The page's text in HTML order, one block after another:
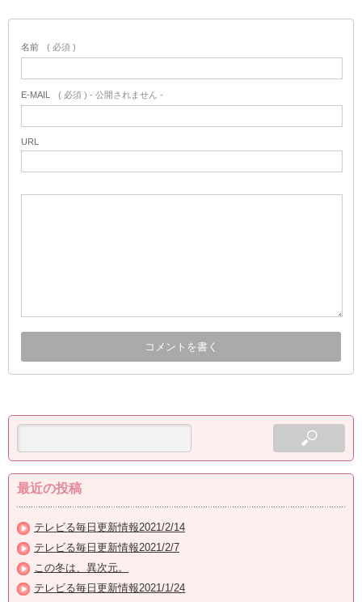
名前 ( 必須 )
E-MAIL ( 必須 ) - 公開されません -
URL
最近の投稿
テレビる毎日更新情報2021/2/14
テレビる毎日更新情報2021/2/7
この冬は、異次元。
テレビる毎日更新情報2021/1/24